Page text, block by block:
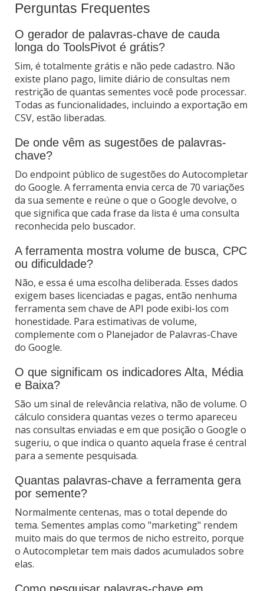
Perguntas Frequentes
O gerador de palavras-chave de cauda
longa do ToolsPivot é grátis?
Sim, é totalmente grátis e não pede cadastro. Não
existe plano pago, limite diário de consultas nem
restrição de quantas sementes você pode processar.
Todas as funcionalidades, incluindo a exportação em
CSV, estão liberadas.
De onde vêm as sugestões de palavras-
chave?
Do endpoint público de sugestões do Autocompletar
do Google. A ferramenta envia cerca de 70 variações
da sua semente e reúne o que o Google devolve, o
que significa que cada frase da lista é uma consulta
reconhecida pelo buscador.
A ferramenta mostra volume de busca, CPC
ou dificuldade?
Não, e essa é uma escolha deliberada. Esses dados
exigem bases licenciadas e pagas, então nenhuma
ferramenta sem chave de API pode exibi-los com
honestidade. Para estimativas de volume,
complemente com o Planejador de Palavras-Chave
do Google.
O que significam os indicadores Alta, Média
e Baixa?
São um sinal de relevância relativa, não de volume. O
cálculo considera quantas vezes o termo apareceu
nas consultas enviadas e em que posição o Google o
sugeriu, o que indica o quanto aquela frase é central
para a semente pesquisada.
Quantas palavras-chave a ferramenta gera
por semente?
Normalmente centenas, mas o total depende do
tema. Sementes amplas como "marketing" rendem
muito mais do que termos de nicho estreito, porque
o Autocompletar tem mais dados acumulados sobre
elas.